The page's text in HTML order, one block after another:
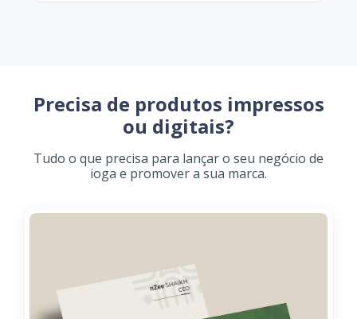
Precisa de produtos impressos
ou digitais?
Tudo o que precisa para lançar o seu negócio de
ioga e promover a sua marca.